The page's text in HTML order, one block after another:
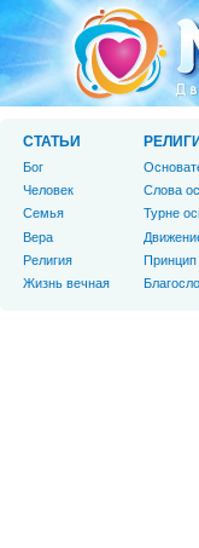
СТАТЬИ
Бог
Человек
Cемья
Вера
Религия
Жизнь вечная
Слова
Турне